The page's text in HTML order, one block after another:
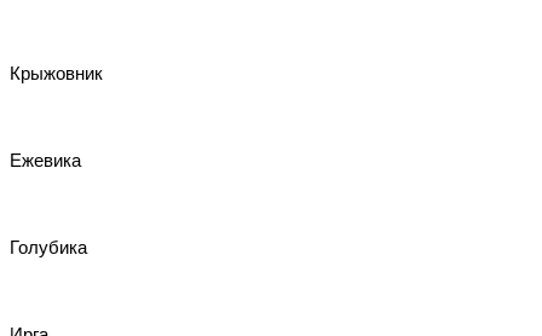
Крыжовник
Ежевика
Голубика